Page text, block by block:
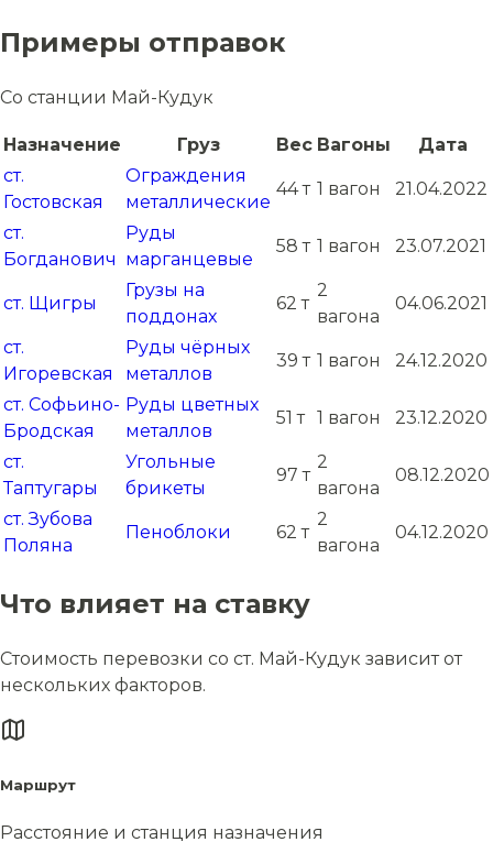
Примеры отправок
Со станции Май-Кудук
Назначение Груз Вес Вагоны
Дата
ст.
Гостовская
Ограждения
металлические
44 т 1 вагон 21.04.2022
ст.
Богданович
Руды
марганцевые
58 т 1 вагон 23.07.2021
ст. Щигры
Грузы на
поддонах
62 т
2
вагона
04.06.2021
ст.
Игоревская
Руды чёрных
металлов
39 т 1 вагон 24.12.2020
ст. Софьино-
Бродская
Руды цветных
металлов
51 т 1 вагон 23.12.2020
ст.
Таптугары
Угольные
брикеты
97 т
2
вагона
08.12.2020
ст. Зубова
Поляна
Пеноблоки 62 т
2
вагона
04.12.2020
Что влияет на ставку
Стоимость перевозки со ст. Май-Кудук зависит от
нескольких факторов.
Маршрут
Расстояние и станция назначения